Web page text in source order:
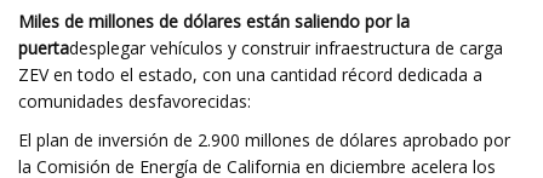
Miles de millones de dólares están saliendo por la
puertadesplegar vehículos y construir infraestructura de carga
ZEV en todo el estado, con una cantidad récord dedicada a
comunidades desfavorecidas:
El plan de inversión de 2.900 millones de dólares aprobado por
la Comisión de Energía de California en diciembre acelera los